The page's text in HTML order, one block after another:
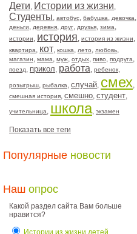
Дети, Истории из жизни,
Студенты, автобус, бабушка, девочка,
деньги, деревня, друг, друзья, зима,
истории, история, история из жизни,
квартира, кот, кошка, лето, любовь,
магазин, мама, муж, отдых, пиво, подруга,
поезд, прикол, работа, ребенок,
розыгрыш, рыбалка, случай, смех,
смешная история, смешно, студент,
учительница, школа, экзамен
Показать все теги
Популярные новости
Наш опрос
Какой раздел сайта Вам больше
нравится?
Истории из жизни детей